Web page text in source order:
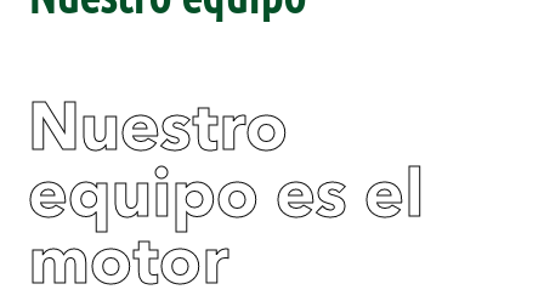
Nuestro
equipo es el
motor